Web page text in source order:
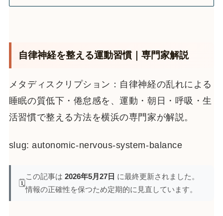
自律神経を整える運動習慣｜専門家解説
メタディスクリプション：自律神経の乱れによる
睡眠の質低下・倦怠感を、運動・朝日・呼吸・生
活習慣で整える方法を横浜の専門家が解説。
slug: autonomic-nervous-system-balance
🗓️
この記事は 2026年5月27日 に最終更新されました。
情報の正確性を保つため定期的に見直しています。